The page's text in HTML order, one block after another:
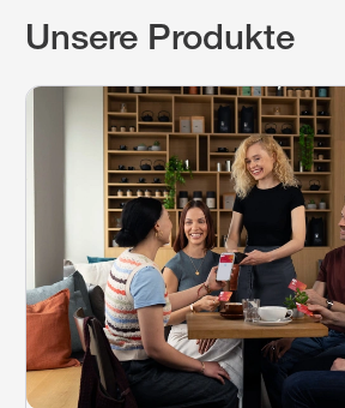
Unsere Produkte